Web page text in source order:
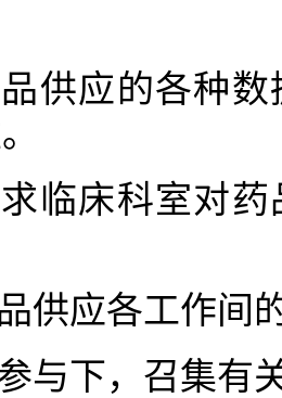
供应的各种
临床科室对
供应各工作间
与下，召集有